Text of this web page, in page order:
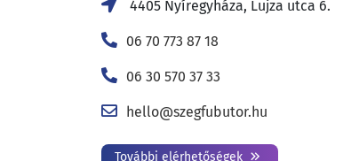
4405 Nyíregyháza, Lujza utca 6.
06 70 773 87 18
06 30 570 37 33
hello@szegfubutor.hu
További elérhetőségek